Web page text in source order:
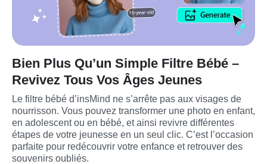
Bien Plus Qu’un Simple Filtre Bébé –
Revivez Tous Vos Âges Jeunes
Le filtre bébé d’insMind ne s’arrête pas aux visages de
nourrisson. Vous pouvez transformer une photo en enfant,
en adolescent ou en bébé, et ainsi revivre différentes
étapes de votre jeunesse en un seul clic. C’est l’occasion
parfaite pour redécouvrir votre enfance et retrouver des
souvenirs oubliés.